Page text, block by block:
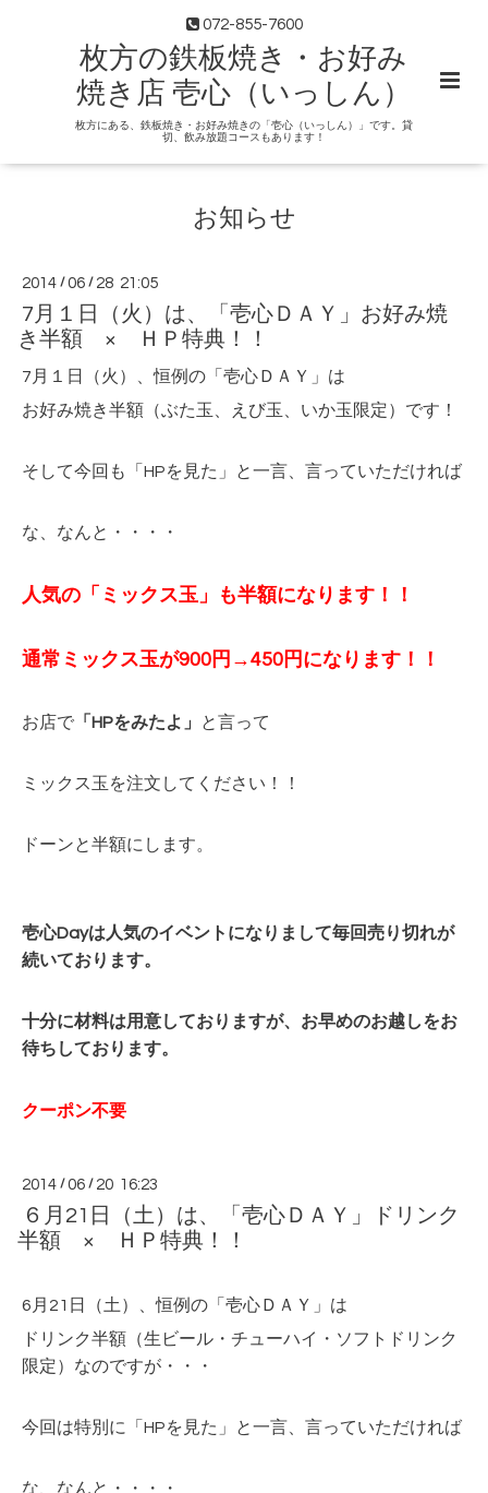
072-855-7600
枚方の鉄板焼き・お好み
焼き店 壱心（いっしん）
枚方にある、鉄板焼き・お好み焼きの「壱心（いっしん）」です。貸
切、飲み放題コースもあります！
お知らせ
2014 /06 / 28 21:05
7月１日（火）は、「壱心ＤＡＹ」お好み焼
き半額 × ＨＰ特典！！
7月１日（火）、恒例の「壱心ＤＡＹ」は
お好み焼き半額（ぶた玉、えび玉、いか玉限定）です！
そして今回も「HPを見た」と一言、言っていただければ
な、なんと・・・・
人気の「ミックス玉」も半額になります！！
通常ミックス玉が900円→450円 になります！！
お店で 「HPをみたよ」 と言って
ミックス玉を注文してください！！
ドーンと半額にします。
壱心Dayは人気のイベントになりまして毎回売り切れが
続いております。
十分に材料は用意しておりますが、お早めのお越しをお
待ちしております。
クーポン不要
2014 /06 / 20 16:23
６月21日（土）は、「壱心ＤＡＹ」ドリンク
半額 × ＨＰ特典！！
6月21日（土）、恒例の「壱心ＤＡＹ」は
ドリンク半額（生ビール・チューハイ・ソフトドリンク
限定）なのですが・・・
今回は特別に「HPを見た」と一言、言っていただければ
な、なんと・・・・